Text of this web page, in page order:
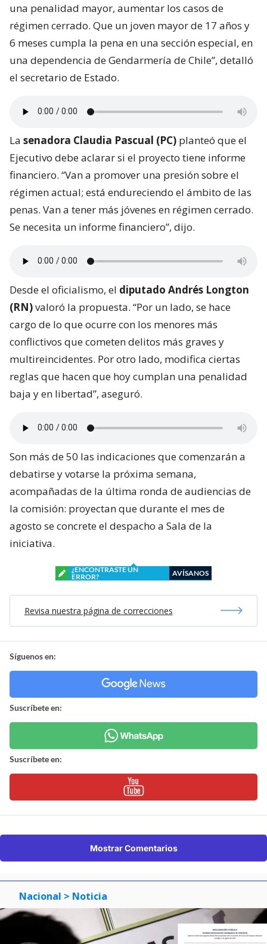
una penalidad mayor, aumentar los casos de
régimen cerrado. Que un joven mayor de 17 años y
6 meses cumpla la pena en una sección especial, en
una dependencia de Gendarmería de Chile”, detalló
el secretario de Estado.
La senadora Claudia Pascual (PC) planteó que el
Ejecutivo debe aclarar si el proyecto tiene informe
financiero. “Van a promover una presión sobre el
régimen actual; está endureciendo el ámbito de las
penas. Van a tener más jóvenes en régimen cerrado.
Se necesita un informe financiero”, dijo.
Desde el oficialismo, el diputado Andrés Longton
(RN)valoró la propuesta. “Por un lado, se hace
cargo de lo que ocurre con los menores más
conflictivos que cometen delitos más graves y
multireincidentes. Por otro lado, modifica ciertas
reglas que hacen que hoy cumplan una penalidad
baja y en libertad”, aseguró.
Son más de 50 las indicaciones que comenzarán a
debatirse y votarse la próxima semana,
acompañadas de la última ronda de audiencias de
la comisión: proyectan que durante el mes de
agosto se concrete el despacho a Sala de la
iniciativa.
¿ENCONTRASTE UN
ERROR?
AVÍSANOS
Revisa nuestra página de correcciones
Síguenos en:
Suscríbete en:
Suscríbete en:
Mostrar Comentarios
Nacional > Noticia